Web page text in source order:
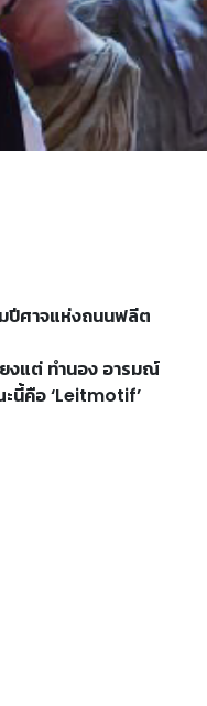
ปีศาจแห่งถนนฟลีต
ยงแต่ ทำนอง อารมณ์
นี้คือ ‘Leitmotif’